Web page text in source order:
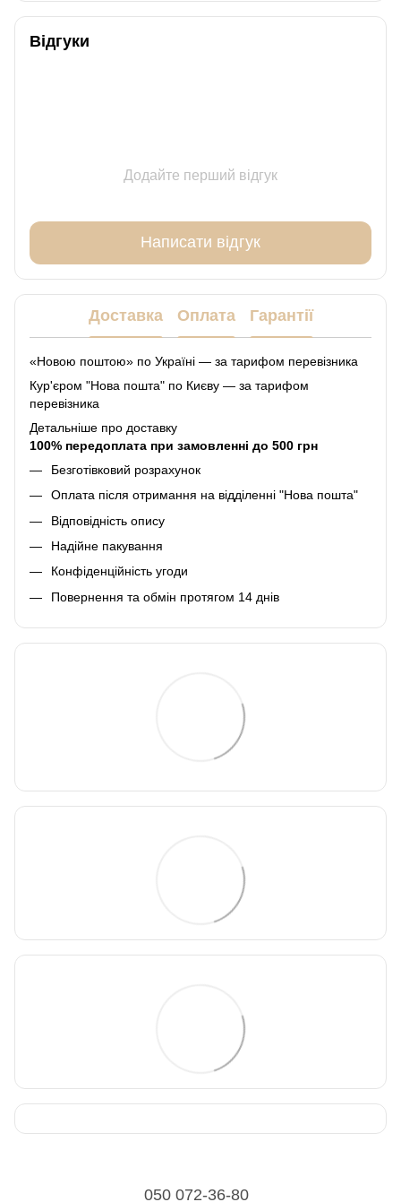
Відгуки
Додайте перший відгук
Написати відгук
Доставка Оплата Гарантії
«Новою поштою» по Україні — за тарифом перевізника
Кур'єром "Нова пошта" по Києву — за тарифом
перевізника
Детальніше про доставку
100% передоплата при замовленні до 500 грн
Безготівковий розрахунок
Оплата після отримання на відділенні "Нова пошта"
Відповідність опису
Надійне пакування
Конфіденційність угоди
Повернення та обмін протягом 14 днів
050 072-36-80